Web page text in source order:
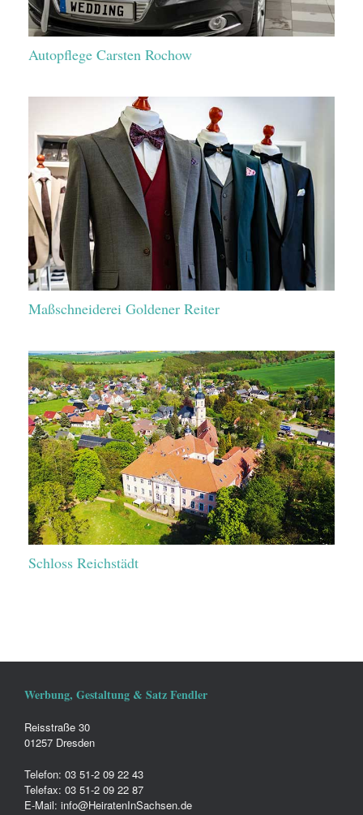
Autopflege Carsten Rochow
Maßschneiderei Goldener Reiter
Schloss Reichstädt
Werbung, Gestaltung & Satz Fendler
Reisstraße 30
01257 Dresden
Telefon: 03 51-2 09 22 43
Telefax: 03 51-2 09 22 87
E-Mail: info@HeiratenInSachsen.de